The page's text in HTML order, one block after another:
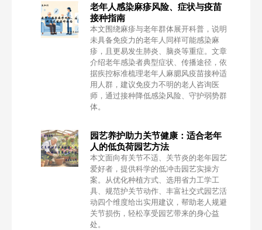
老年人感染麻疹风险、症状与疫苗
接种指南
本文围绕麻疹与老年群体展开科普，说明
未具备免疫力的老年人同样可能感染麻
疹，且更易发生肺炎、脑炎等重症。文章
介绍老年感染者典型症状、传播途径，依
据疾控标准梳理老年人麻腮风疫苗接种适
用人群，建议免疫力不明的老人咨询医
师，通过接种降低感染风险、守护弱势群
体。
园艺养护助力关节健康：适合老年
人的低负荷园艺方法
本文面向有关节不适、关节炎的老年园艺
爱好者，提供科学的低冲击园艺实操方
案。从优化种植方式、选用省力工学工
具、规范护关节动作、丰富社交式园艺活
动四个维度给出实用建议，帮助老人规避
关节损伤，轻松享受园艺带来的身心益
处。